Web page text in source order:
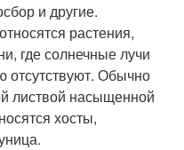
и другие.
растения,
где солнечные лучи
отсутствуют. Обычно
листвой насыщенной
хосты,